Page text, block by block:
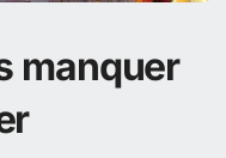
manquer